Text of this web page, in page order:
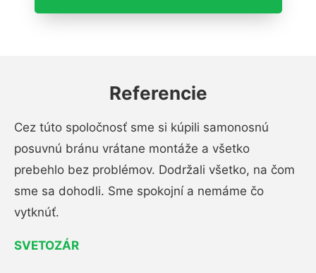
Referencie
Cez túto spoločnosť sme si kúpili samonosnú
posuvnú bránu vrátane montáže a všetko
prebehlo bez problémov. Dodržali všetko, na čom
sme sa dohodli. Sme spokojní a nemáme čo
vytknúť.
SVETOZÁR